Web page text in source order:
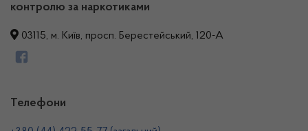
контролю за наркотиками
03115, м. Київ, просп. Берестейський, 120-А
Телефони